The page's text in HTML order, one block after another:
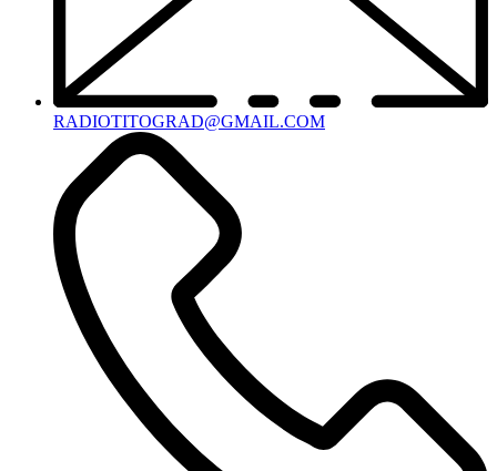
RADIOTITOGRAD@GMAIL.COM